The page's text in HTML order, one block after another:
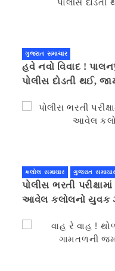
ગુજરાત સમાચાર
હવે નવો વિવાદ !
પોલીસ દોડતી થઈ,
કલોલ સમાચાર ગુજરાત સમાચાર
પોલીસ ભરતી
આવેલ કલોલનો યુવક